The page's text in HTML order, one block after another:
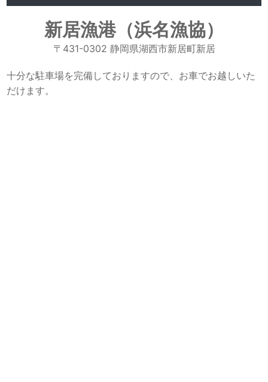
新居漁港（浜名漁協）
〒431-0302 静岡県湖西市新居町新居
十分な駐車場を完備しておりますので、お車でお越しいた
だけます。